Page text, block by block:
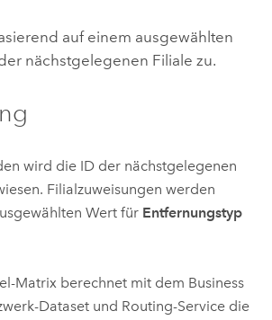
auf einem ausgewählten
nächstgelegenen Filiale zu.
wird die ID der nächstgelegenen
Filialzuweisungen werden
Wert für Entfernungstyp
Matrix berechnet mit dem Business
Dataset und Routing-Service die